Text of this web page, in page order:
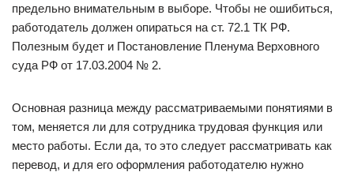
предельно внимательным в выборе. Чтобы не ошибиться,
работодатель должен опираться на ст. 72.1 ТК РФ.
Полезным будет и Постановление Пленума Верховного
суда РФ от 17.03.2004 № 2.
Основная разница между рассматриваемыми понятиями в
том, меняется ли для сотрудника трудовая функция или
место работы. Если да, то это следует рассматривать как
перевод, и для его оформления работодателю нужно